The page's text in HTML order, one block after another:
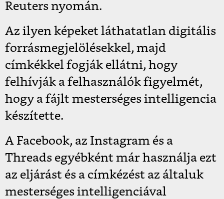
Reuters nyomán.
Az ilyen képeket láthatatlan digitális
forrásmegjelölésekkel, majd
címkékkel fogják ellátni, hogy
felhívják a felhasználók figyelmét,
hogy a fájlt mesterséges intelligencia
készítette.
A Facebook, az Instagram és a
Threads egyébként már használja ezt
az eljárást és a címkézést az általuk
mesterséges intelligenciával